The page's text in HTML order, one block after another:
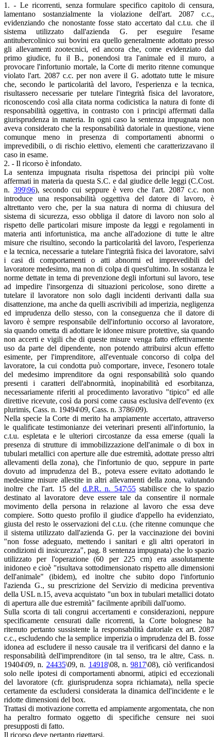
1. - Le ricorrenti, senza formulare specifico capitolo di censura,
lamentano sostanzialmente la violazione dell'art. 2087 c.c.,
evidenziando che nonostante fosse stato accertato dal c.t.u. che il
sistema utilizzato dall'azienda G. per eseguire l'esame
antitubercolinico sui bovini era quello generalmente adottato presso
gli allevamenti zootecnici, ed ancora che, come evidenziato dal
primo giudice, fu il B., ponendosi tra l'animale ed il muro, a
provocare l'infortunio mortale, la Corte di merito ritenne comunque
violato l'art. 2087 c.c. per non avere il G. adottato tutte le misure
che, secondo le particolarità del lavoro, l'esperienza e la tecnica,
risultassero necessarie per tutelare l'integrità fisica del lavoratore,
riconoscendo così alla citata norma codicistica la natura di fonte di
responsabilità oggettiva, in contrasto con i principi affermati dalla
giurisprudenza in materia. In ogni caso la sentenza impugnata non
aveva considerato che la responsabilità datoriale in questione, viene
comunque meno in presenza di comportamenti abnormi o
imprevedibili, o di rischio elettivo, elementi che caratterizzavano il
caso in esame.
2. - Il ricorso è infondato.
La sentenza impugnata risulta rispettosa dei principi più volte
affermati in materia da questa S.C. e dal giudice delle leggi (C.Cost.
n. 399\96), secondo cui seppure è vero che l'art. 2087 c.c. non
introduce una responsabilità oggettiva del datore di lavoro, è
altrettanto vero che, per la sua natura di norma di chiusura del
sistema di sicurezza, esso obbliga il datore di lavoro non solo al
rispetto delle particolari misure imposte da leggi e regolamenti in
materia anti infortunistica, ma anche all'adozione di tutte le altre
misure che risultino, secondo la particolarità del lavoro, l'esperienza
e la tecnica, necessarie a tutelare l'integrità fisica dei lavoratore, salvi
i casi di comportamenti o atti abnormi ed imprevedibili del
lavoratore medesimo, ma non di colpa di quest'ultimo. In sostanza le
norme dettate in tema di prevenzione degli infortuni sul lavoro, tese
ad impedire l'insorgenza di situazioni pericolose, sono dirette a
tutelare il lavoratore non solo dagli incidenti derivanti dalla sua
disattenzione, ma anche da quelli ascrivibili ad imperizia, negligenza
ed imprudenza dello stesso, con la conseguenza che il datore di
lavoro è sempre responsabile dell'infortunio occorso al lavoratore,
sia quando ometta di adottare le idonee misure protettive, sia quando
non accerti e vigili che di queste misure venga fatto effettivamente
uso da parte del dipendente, non potendo attribuirsi alcun effetto
esimente, per l'imprenditore, all'eventuale concorso di colpa del
lavoratore, la cui condotta può comportare, invece, l'esonero totale
del medesimo imprenditore da ogni responsabilità solo quando
presenti i caratteri dell'abnormità, inopinabilità ed esorbitanza,
necessariamente riferiti al procedimento lavorativo "tipico" ed alle
direttive ricevute, così da porsi come causa esclusiva dell'evento (ex
plurimis, Cass. n. 19494\09, Cass. n. 3786\09).
Nella specie la Corte di merito ha ampiamente accertato, attraverso
le qualificate testimonianze dei veterinari presenti all'infortunio, la
c.t.u. espletata e le ulteriori circostanze da essa emerse (quali la
presenza di strutture di immobilizzazione dell'animale o di box in
tubulari metallici con aperture alle due estremità, adottate presso altri
allevamenti della zona), che l'infortunio de quo, seppure in parte
dovuto ad imprudenza del B., poteva essere evitato adottando le
medesime misure allestite in altri allevamenti della zona, valutando
inoltre che l'art. 15 del d.P.R. n. 547\55stabilisce che lo spazio
destinato al lavoratore deve essere tale da consentire il normale
movimento della persona in relazione al lavoro che essa deve
compiere. Sotto questo profilo il giudice d'appello ha evidenziato,
giusta del resto le osservazioni del c.t.u. (che ritenne comunque che
il sistema utilizzato dall'azienda G. per la vaccinazione dei bovini
"non fosse adeguato, mettendo i sanitari e gli altri operatori in
condizioni di insicurezza", pag. 8 sentenza impugnata) che lo spazio
utilizzato per l'operazione (60 per 225 cm) era assolutamente
inidoneo e cioè "risultava sottodimensionato rispetto alle dimensioni
dell'animale" (ibidem), ed inoltre che subito dopo l'infortunio
l'azienda G., su prescrizione del Servizio di medicina preventiva
della USL n.15, aveva acquistato "un box in tubulari metallici dotato
di apertura alle due estremità" facilmente apribili dall'uomo.
Sulla scorta di tali congrui accertamenti e considerazioni, neppure
specificamente censurati dalle ricorrenti, la Corte bolognese ha
ritenuto pertanto sussistente la responsabilità datoriale ex art. 2087
c.c., escludendo che la semplice imperizia o imprudenza del B. fosse
idonea ad escludere il nesso causale tra il verificarsi del danno e la
responsabilità dell'imprenditore (in tal senso, tra le altre, Cass. n.
19404\09, n. 24435\09, n. 14918\08, n.9817\08), ciò verificandosi
solo nelle ipotesi di comportamenti abnormi, atipici ed eccezionali
del lavoratore (cfr. giurisprudenza sopra richiamata), nella specie
certamente da escludersi considerata la dinamica dell'incidente e le
ridotte dimensioni del box.
Trattasi di motivazione corretta ed ampiamente argomentata, che non
ha peraltro formato oggetto di specifiche censure nei suoi
presupposti di fatto.
Il ricorso deve pertanto rigettarsi.